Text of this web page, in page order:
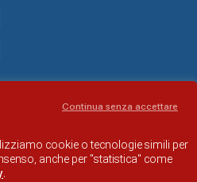
OFFICIAL SITE
cookie o tecnologie simili per
anche per "statistica" come
.
Continua senza accettare